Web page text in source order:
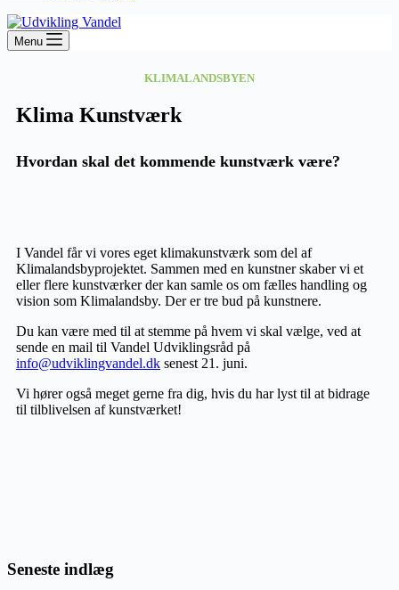
Menu
KLIMALANDSBYEN
Klima Kunstværk
Hvordan skal det kommende kunstværk være?
I Vandel får vi vores eget klimakunstværk som del af
Klimalandsbyprojektet. Sammen med en kunstner skaber vi et
eller flere kunstværker der kan samle os om fælles handling og
vision som Klimalandsby. Der er tre bud på kunstnere.
Du kan være med til at stemme på hvem vi skal vælge, ved at
sende en mail til Vandel Udviklingsråd på
info@udviklingvandel.dk senest 21. juni.
Vi hører også meget gerne fra dig, hvis du har lyst til at bidrage
til tilblivelsen af kunstværket!
Seneste indlæg